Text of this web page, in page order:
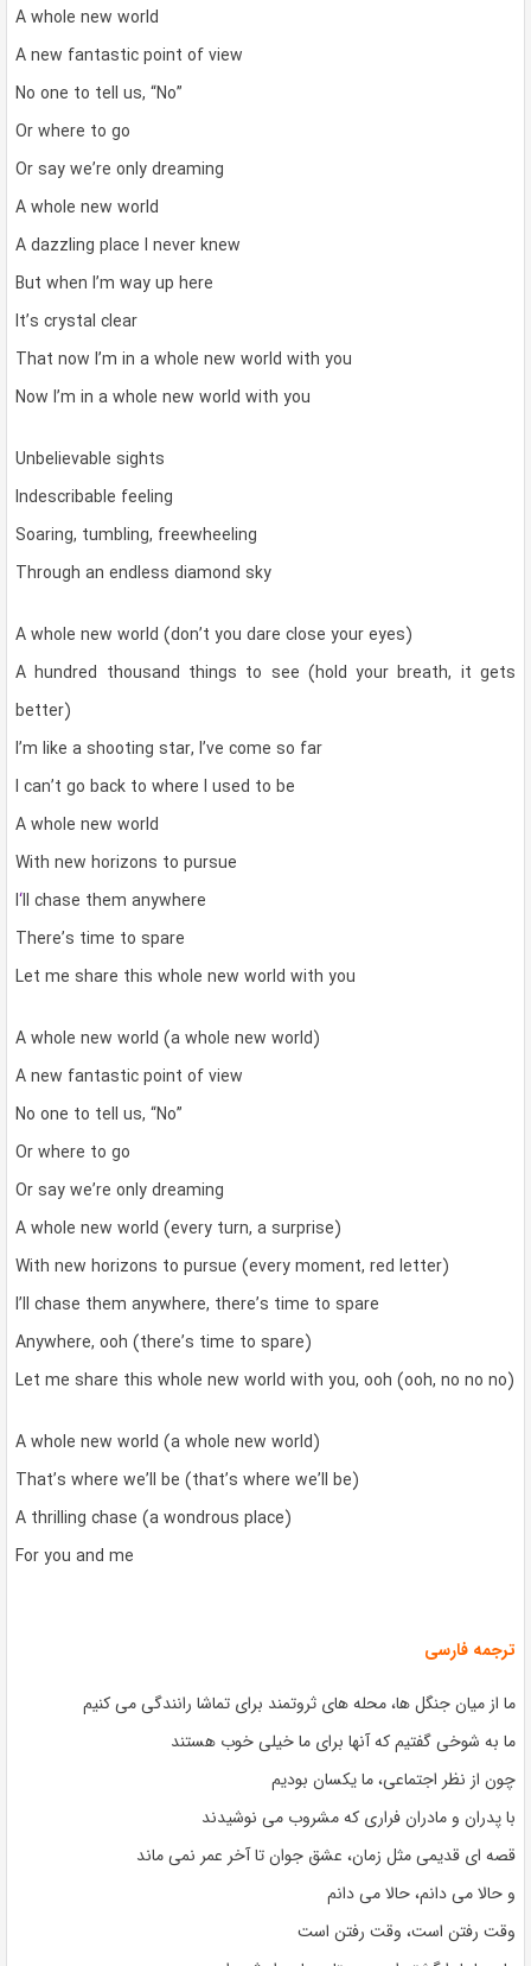
A whole new world
A new fantastic point of view
No one to tell us, “No”
Or where to go
Or say we’re only dreaming
A whole new world
A dazzling place I never knew
But when I’m way up here
It’s crystal clear
That now I’m in a whole new world with you
Now I’m in a whole new world with you
Unbelievable sights
Indescribable feeling
Soaring, tumbling, freewheeling
Through an endless diamond sky
A whole new world (don’t you dare close your eyes)
A hundred thousand things to see (hold your breath, it gets
better)
I’m like a shooting star, I’ve come so far
I can’t go back to where I used to be
A whole new world
With new horizons to pursue
I‘ll chase them anywhere
There’s time to spare
Let me share this whole new world with you
A whole new world (a whole new world)
A new fantastic point of view
No one to tell us, “No”
Or where to go
Or say we’re only dreaming
A whole new world (every turn, a surprise)
With new horizons to pursue (every moment, red letter)
I’ll chase them anywhere, there’s time to spare
Anywhere, ooh (there’s time to spare)
Let me share this whole new world with you, ooh (ooh, no no no)
A whole new world (a whole new world)
That’s where we’ll be (that’s where we’ll be)
A thrilling chase (a wondrous place)
For you and me
ترجمه فارسی
ما از میان جنگل ها، محله های ثروتمند برای تماشا رانندگی می کنیم
ما به شوخی گفتیم که آنها برای ما خیلی خوب هستند
چون از نظر اجتماعی، ما یکسان بودیم
با پدران و مادران فراری که مشروب می نوشیدند
قصه ای قدیمی مثل زمان، عشق جوان تا آخر عمر نمی ماند
و حالا می دانم، حالا می دانم
وقت رفتن است، وقت رفتن است